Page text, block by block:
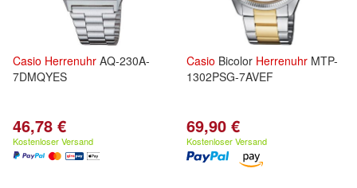
Casio Herrenuhr AQ-230A-
7DMQYES
46,78 €
Kostenloser Versand
Casio Bicolor Herrenuhr MTP-
1302PSG-7AVEF
69,90 €
Kostenloser Versand